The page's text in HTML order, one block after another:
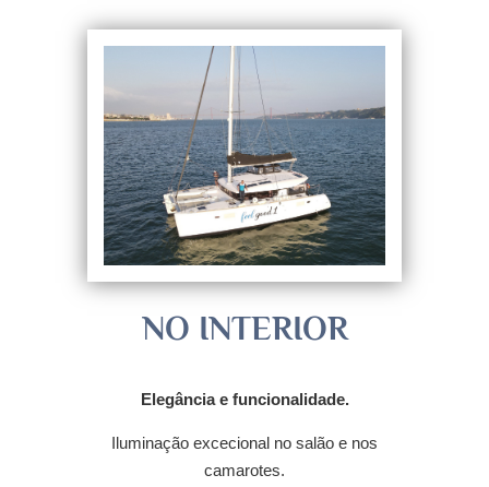
NO INTERIOR
Elegância e funcionalidade.
Iluminação excecional no salão e nos
camarotes.